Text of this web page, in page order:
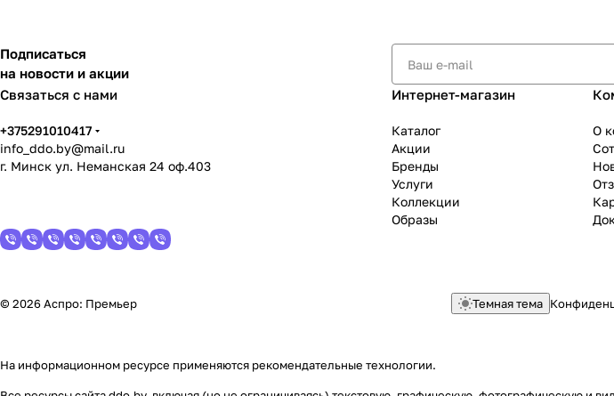
Подписаться
на новости и акции
Связаться с нами
+375291010417
info_ddo.by@mail.ru
г. Минск ул. Неманская 24 оф.403
Интернет-магазин
Каталог
Акции
Бренды
Услуги
Коллекции
Образы
О
© 2026 Аспро: Премьер Темная тема
На информационном ресурсе применяются рекомендательные технологии.